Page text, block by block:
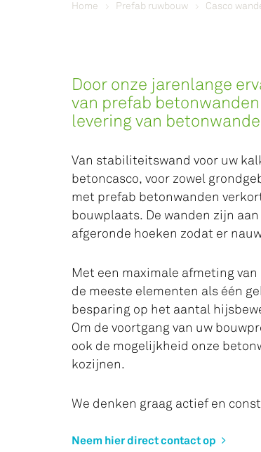
Home Prefab ruwbouw Casco
Door onze jarenlange
van prefab
levering van
Van stabiliteitswand voor uw
betoncasco, voor zowel
met prefab betonwanden
bouwplaats. De wanden zijn
afgeronde hoeken zodat er
Met een maximale afmeting
de meeste elementen als één
besparing op het aantal
Om de voortgang van uw
ook de mogelijkheid onze
kozijnen.
We denken graag actief en
Neem hier direct contact op